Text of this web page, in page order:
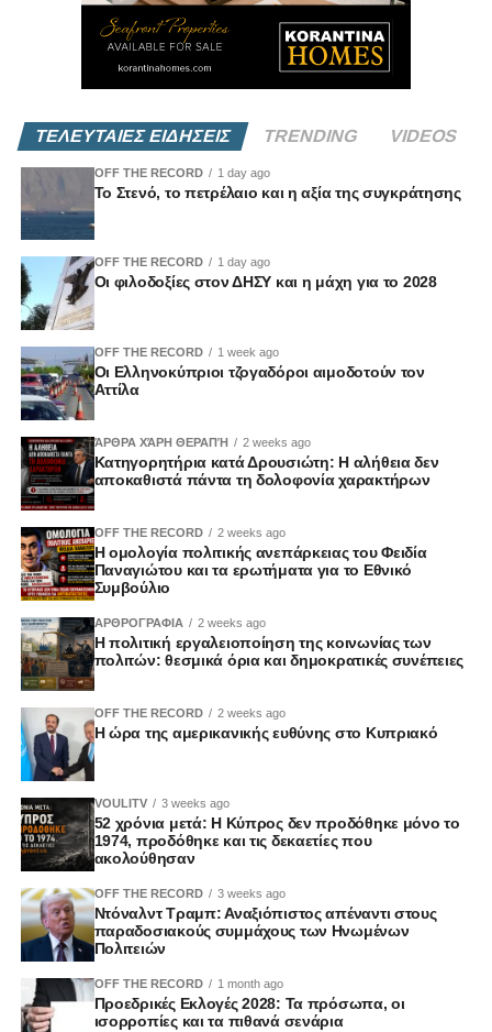
ΤΕΛΕΥΤΑΙΕΣ ΕΙΔΗΣΕΙΣ TRENDING VIDEOS
OFF THE RECORD 1 day ago
Το Στενό, το πετρέλαιο και η αξία της συγκράτησης
OFF THE RECORD 1 day ago
Οι φιλοδοξίες στον ΔΗΣΥ και η μάχη για το 2028
OFF THE RECORD 1 week ago
Οι Ελληνοκύπριοι τζογαδόροι αιμοδοτούν τον
Αττίλα
ΆΡΘΡΑ ΧΆΡΗ ΘΕΡΑΠΉ 2 weeks ago
Κατηγορητήρια κατά Δρουσιώτη: Η αλήθεια δεν
αποκαθιστά πάντα τη δολοφονία χαρακτήρων
OFF THE RECORD 2 weeks ago
Η ομολογία πολιτικής ανεπάρκειας του Φειδία
Παναγιώτου και τα ερωτήματα για το Εθνικό
Συμβούλιο
ΑΡΘΡΟΓΡΑΦΙΑ 2 weeks ago
Η πολιτική εργαλειοποίηση της κοινωνίας των
πολιτών: θεσμικά όρια και δημοκρατικές συνέπειες
OFF THE RECORD 2 weeks ago
Η ώρα της αμερικανικής ευθύνης στο Κυπριακό
VOULITV 3 weeks ago
52 χρόνια μετά: Η Κύπρος δεν προδόθηκε μόνο το
1974, προδόθηκε και τις δεκαετίες που
ακολούθησαν
OFF THE RECORD 3 weeks ago
Ντόναλντ Τραμπ: Αναξιόπιστος απέναντι στους
παραδοσιακούς συμμάχους των Ηνωμένων
Πολιτειών
OFF THE RECORD 1 month ago
Προεδρικές Εκλογές 2028: Τα πρόσωπα, οι
ισορροπίες και τα πιθανά σενάρια